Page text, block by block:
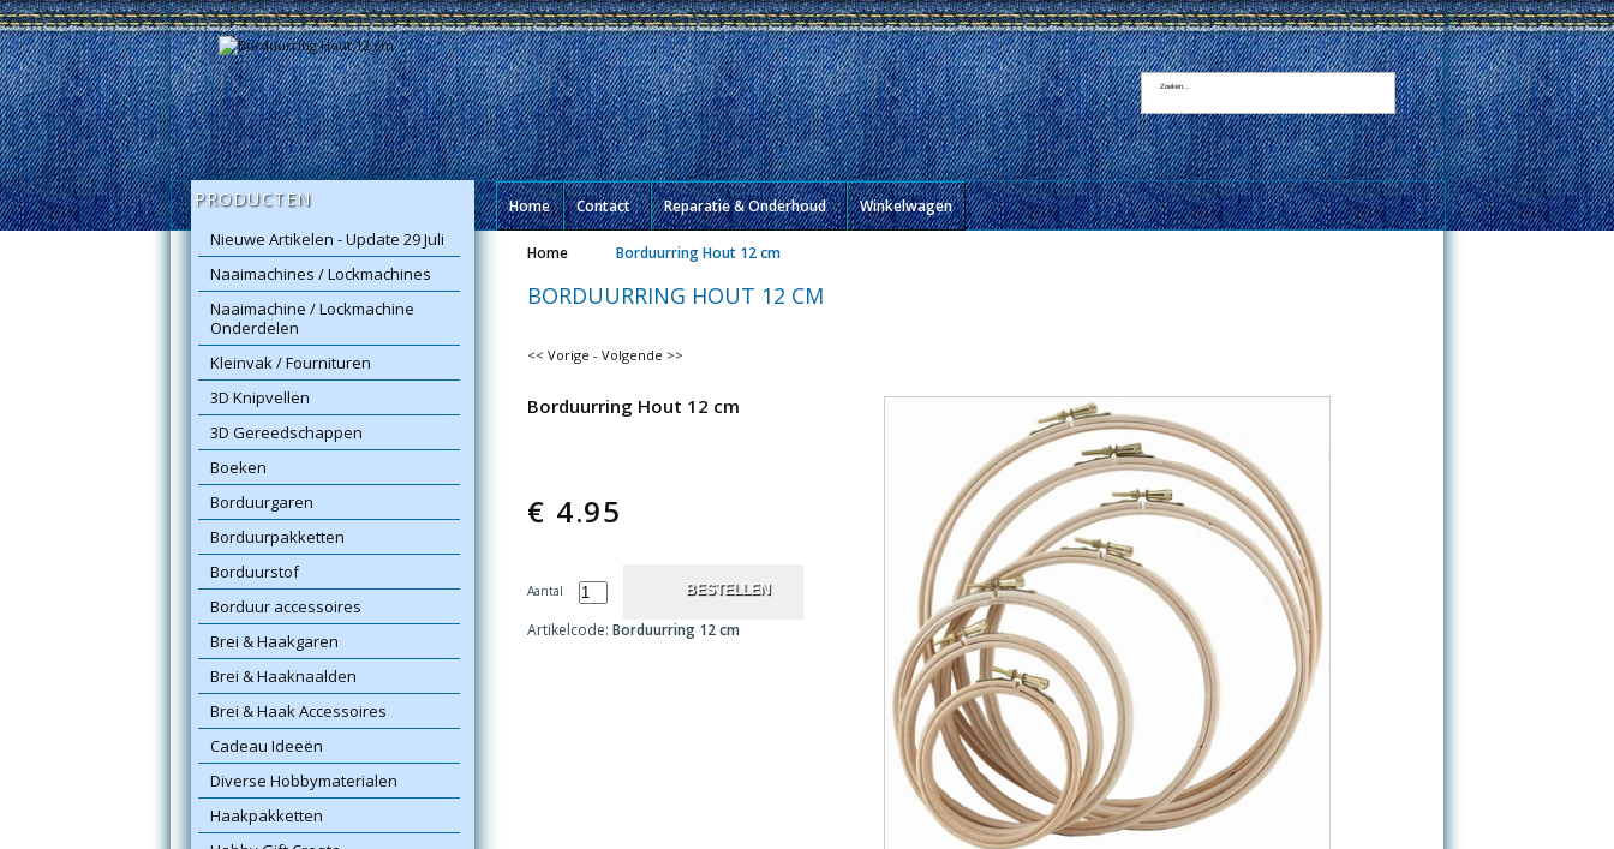
Home Contact Reparatie & Onderhoud Winkelwagen
PRODUCTEN
Nieuwe Artikelen - Update 29 Juli
Naaimachines / Lockmachines
Naaimachine / Lockmachine
Onderdelen
Kleinvak / Fournituren
3D Knipvellen
3D Gereedschappen
Boeken
Borduurgaren
Borduurpakketten
Borduurstof
Borduur accessoires
Brei & Haakgaren
Brei & Haaknaalden
Brei & Haak Accessoires
Cadeau Ideeën
Diverse Hobbymaterialen
Haakpakketten
Home Borduurring Hout 12 cm
BORDUURRING HOUT 12 CM
<< Vorige - Volgende >>
Borduurring Hout 12 cm
€ 4.95
Aantal
Artikelcode: Borduurring 12 cm